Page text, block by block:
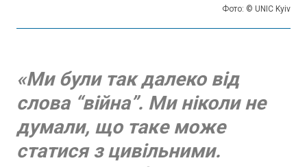
Фото: © UNIC Kyiv
«Ми були так далеко від
слова “війна”. Ми ніколи не
думали, що таке може
статися з цивільними.